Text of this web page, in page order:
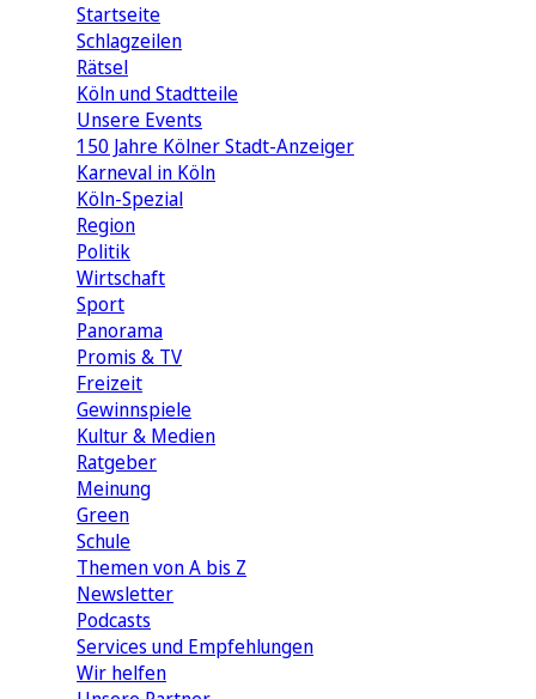
Startseite
Schlagzeilen
Rätsel
Köln und Stadtteile
Unsere Events
150 Jahre Kölner Stadt-Anzeiger
Karneval in Köln
Köln-Spezial
Region
Politik
Wirtschaft
Sport
Panorama
Promis & TV
Freizeit
Gewinnspiele
Kultur & Medien
Ratgeber
Meinung
Green
Schule
Themen von A bis Z
Newsletter
Podcasts
Services und Empfehlungen
Wir helfen